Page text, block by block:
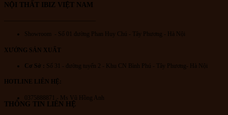
NỘI THẤT IBIZ VIỆT NAM
Showroom - Số 01 đường Phan Huy Chú - Tây Phương - Hà Nội
XƯỞNG SẢN XUẤT
Cơ Sở : Số 31 - đường tuyến 2 - Khu CN Bình Phú - Tây Phương- Hà Nội
HOTLINE LIÊN HỆ:
0375888871 - Ms Vũ Hồng Anh
THÔNG TIN LIÊN HỆ